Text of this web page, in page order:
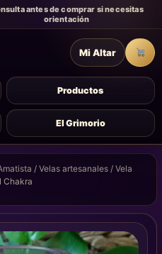
antes de comprar si necesitas
orientación
Productos
El Grimorio
Mi Altar
/ Velas artesanales / Vela
Chakra